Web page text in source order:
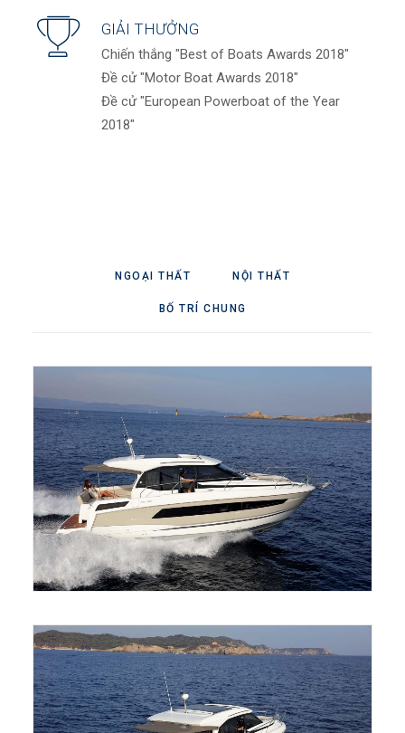
GIẢI THƯỞNG
Chiến thắng "Best of Boats Awards 2018"
Đề cử "Motor Boat Awards 2018"
Đề cử "European Powerboat of the Year
2018"
NGOẠI THẤT NỘI THẤT
BỐ TRÍ CHUNG